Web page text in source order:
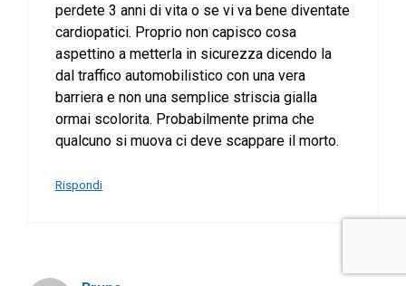
perdete 3 anni di vita o se vi va bene diventate
cardiopatici. Proprio non capisco cosa
aspettino a metterla in sicurezza dicendo la
dal traffico automobilistico con una vera
barriera e non una semplice striscia gialla
ormai scolorita. Probabilmente prima che
qualcuno si muova ci deve scappare il morto.
Rispondi